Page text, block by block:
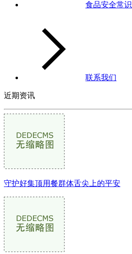
食品安全常识
联系我们
近期资讯
守护好集顶用餐群体舌尖上的平安